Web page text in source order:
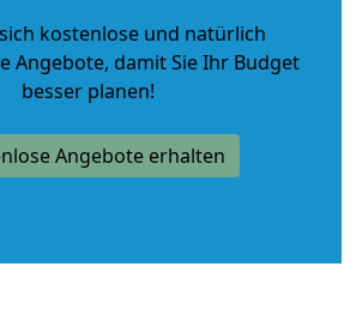
kostenlose und natürlich
Angebote, damit Sie Ihr Budget
besser planen!
Angebote erhalten